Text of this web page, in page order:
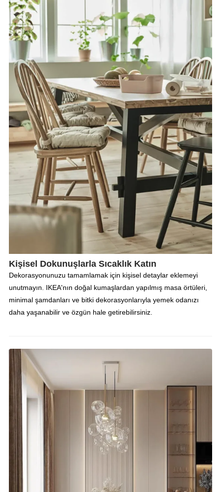
Kişisel Dokunuşlarla Sıcaklık Katın
Dekorasyonunuzu tamamlamak için kişisel detaylar eklemeyi
unutmayın. IKEA'nın doğal kumaşlardan yapılmış masa örtüleri,
minimal şamdanları ve bitki dekorasyonlarıyla yemek odanızı
daha yaşanabilir ve özgün hale getirebilirsiniz.